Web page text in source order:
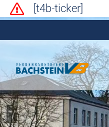
[t4b-ticker]